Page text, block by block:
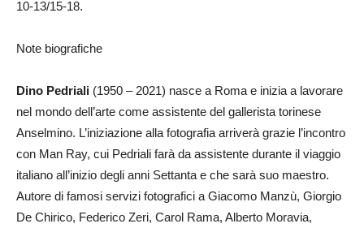
10-13/15-18.
Note biografiche
Dino Pedriali (1950 – 2021) nasce a Roma e inizia a lavorare
nel mondo dell’arte come assistente del gallerista torinese
Anselmino. L’iniziazione alla fotografia arriverà grazie l’incontro
con Man Ray, cui Pedriali farà da assistente durante il viaggio
italiano all’inizio degli anni Settanta e che sarà suo maestro.
Autore di famosi servizi fotografici a Giacomo Manzù, Giorgio
De Chirico, Federico Zeri, Carol Rama, Alberto Moravia,